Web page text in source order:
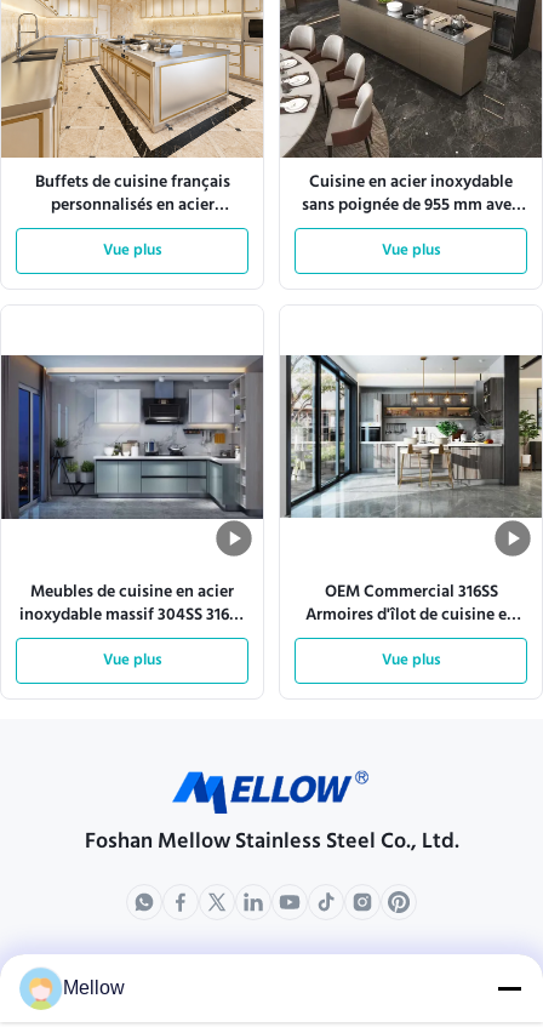
Buffets de cuisine français
personnalisés en acier
inoxydable 304 avec grand
rangement
Vue plus
Cuisine en acier inoxydable
sans poignée de 955 mm avec
plaque à induction
Vue plus
Meubles de cuisine en acier
inoxydable massif 304SS 316SS
en forme de L
Vue plus
OEM Commercial 316SS
Armoires d'îlot de cuisine en
acier inoxydable modulaire
Vue plus
Foshan Mellow Stainless Steel Co., Ltd.
produitsMellow